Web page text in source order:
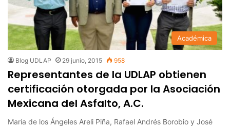
Académica
Blog UDLAP 29 junio, 2015 958
Representantes de la UDLAP obtienen
certificación otorgada por la Asociación
Mexicana del Asfalto, A.C.
María de los Ángeles Areli Piña, Rafael Andrés Borobio y José